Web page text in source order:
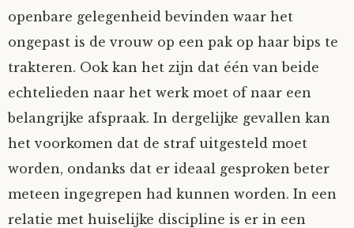
Spelican
Stefan
Sunniva
Switch
Tim-
openbare gelegenheid bevinden waar het
ongepast is de vrouw op een pak op haar bips te
trakteren. Ook kan het zijn dat één van beide
echtelieden naar het werk moet of naar een
belangrijke afspraak. In dergelijke gevallen kan
het voorkomen dat de straf uitgesteld moet
worden, ondanks dat er ideaal gesproken beter
meteen ingegrepen had kunnen worden. In een
relatie met huiselijke discipline is er in een